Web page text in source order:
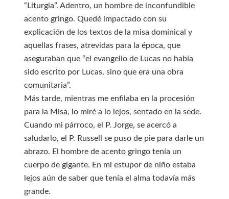
“Liturgia”. Adentro, un hombre de inconfundible
acento gringo. Quedé impactado con su
explicación de los textos de la misa dominical y
aquellas frases, atrevidas para la época, que
aseguraban que “el evangelio de Lucas no había
sido escrito por Lucas, sino que era una obra
comunitaria”.
Más tarde, mientras me enfilaba en la procesión
para la Misa, lo miré a lo lejos, sentado en la sede.
Cuando mi párroco, el P. Jorge, se acercó a
saludarlo, el P. Russell se puso de pie para darle un
abrazo. El hombre de acento gringo tenía un
cuerpo de gigante. En mi estupor de niño estaba
lejos aún de saber que tenía el alma todavía más
grande.